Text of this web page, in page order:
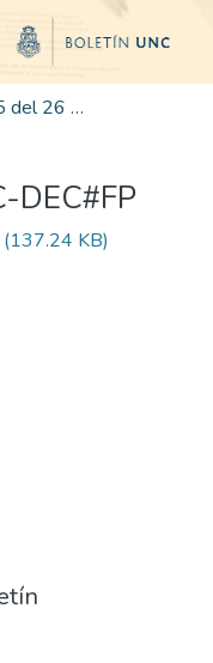
Edición 001/2025 del 26 de mayo de 2025
(137.24 KB)